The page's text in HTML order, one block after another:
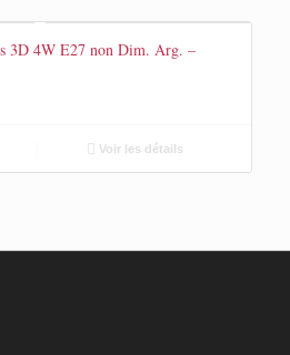
3D 4W E27 non Dim. Arg. –
Voir les détails